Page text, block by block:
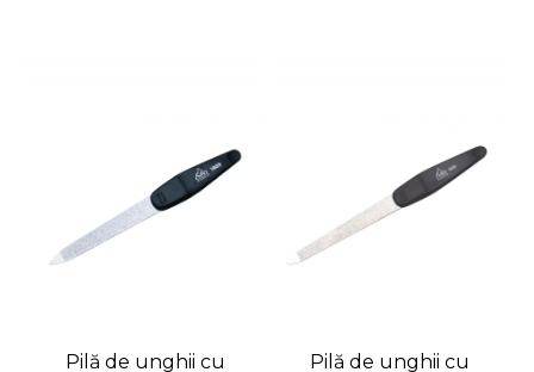
Pilă de unghii cu
Pilă de unghii cu